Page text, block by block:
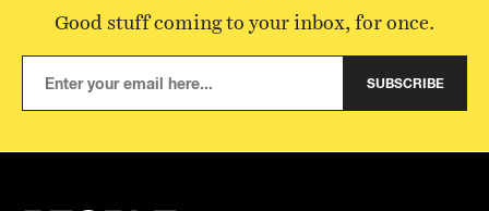
Good stuff coming to your inbox, for once.
SUBSCRIBE